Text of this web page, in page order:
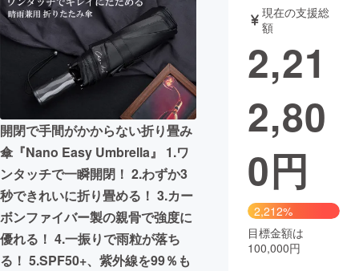
アート・写真 音楽
テクノロジー・ガジェット ゲーム・サ
映像・映画
ビジネス・起業
まちづくり・地域活性化
CAMPFIRE for Social Good
CAMPFIRE Creation
CAMPFIREふるさと納税machi-ya コミュニティ
開閉で手間がかからない折り畳み
傘『Nano Easy Umbrella』 1.ワ
ンタッチで一瞬開閉！ 2.わずか3
秒できれいに折り畳める！ 3.カー
ボンファイバー製の親骨で強度に
優れる！ 4.一振りで雨粒が落ち
る！ 5.SPF50+、紫外線を99％も
現在の支援総
額
2,21
2,80
0円
2,212%
目標金額は
100,000円